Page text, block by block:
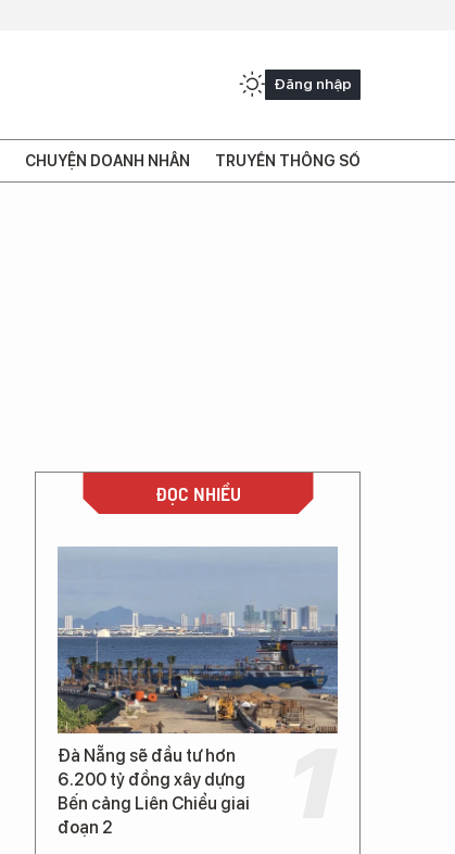
Đăng nhập
CHUYỆN DOANH NHÂN TRUYỀN THÔNG SỐ
ĐỌC NHIỀU
Đà Nẵng sẽ đầu tư hơn
6.200 tỷ đồng xây dựng
Bến cảng Liên Chiểu giai
đoạn 2